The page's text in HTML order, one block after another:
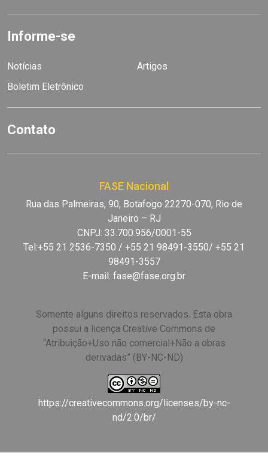
Informe-se
Notícias
Artigos
Boletim Eletrônico
Contato
FASE Nacional
Rua das Palmeiras, 90, Botafogo 22270-070, Rio de
Janeiro – RJ
CNPJ: 33.700.956/0001-55
Tel:+55 21 2536-7350 / +55 21 98491-3550/ +55 21
98491-3557
E-mail: fase@fase.org.br
Somente alguns direitos reservados. Esta obra
possui a licença Creative Commons de
“Atribuição+Uso não comercial+Não a obras
derivadas” (BY-NC-ND)
https://creativecommons.org/licenses/by-nc-
nd/2.0/br/